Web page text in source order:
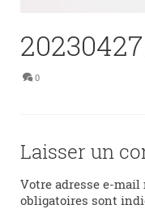
0
Laisser un
Votre adresse e-mail
obligatoires sont